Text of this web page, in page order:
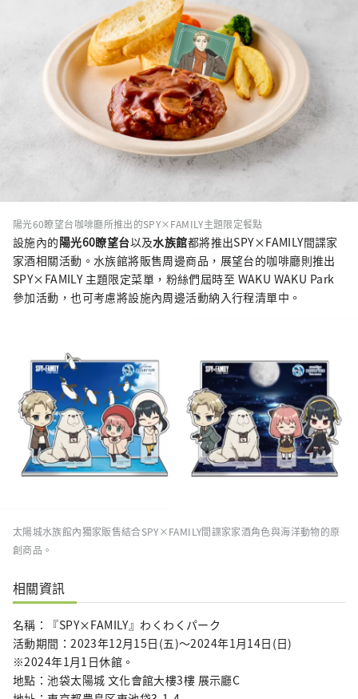
陽光60瞭望台咖啡廳所推出的SPY×FAMILY主題限定餐點
設施內的陽光60瞭望台以及水族館都將推出SPY×FAMILY間諜家
家酒相關活動。水族館將販售周邊商品，展望台的咖啡廳則推出
SPY×FAMILY 主題限定菜單，粉絲們屆時至 WAKU WAKU Park
參加活動，也可考慮將設施內周邊活動納入行程清單中。
太陽城水族館內獨家販售結合SPY×FAMILY間諜家家酒角色與海洋動物的原
創商品。
相關資訊
名稱：『SPY×FAMILY』わくわくパーク
活動期間：2023年12月15日(五)～2024年1月14日(日)
※2024年1月1日休館。
地點：池袋太陽城 文化會館大樓3樓 展示廳C